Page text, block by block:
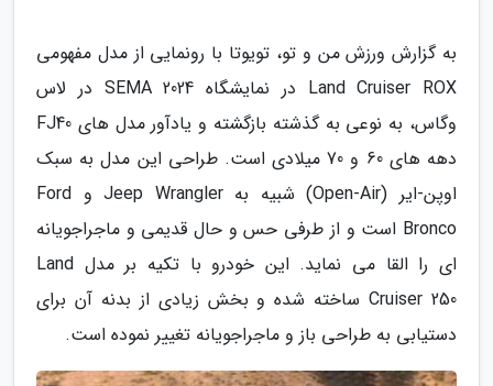
به گزارش ورزش من و تو، تویوتا با رونمایی از مدل مفهومی
Land Cruiser ROX در نمایشگاه SEMA 2024 در لاس
وگاس، به نوعی به گذشته بازگشته و یادآور مدل های FJ40
دهه های 60 و 70 میلادی است. طراحی این مدل به سبک
اوپن-ایر (Open-Air) شبیه به Jeep Wrangler و Ford
Bronco است و از طرفی حس و حال قدیمی و ماجراجویانه
ای را القا می نماید. این خودرو با تکیه بر مدل Land
Cruiser 250 ساخته شده و بخش زیادی از بدنه آن برای
دستیابی به طراحی باز و ماجراجویانه تغییر نموده است.